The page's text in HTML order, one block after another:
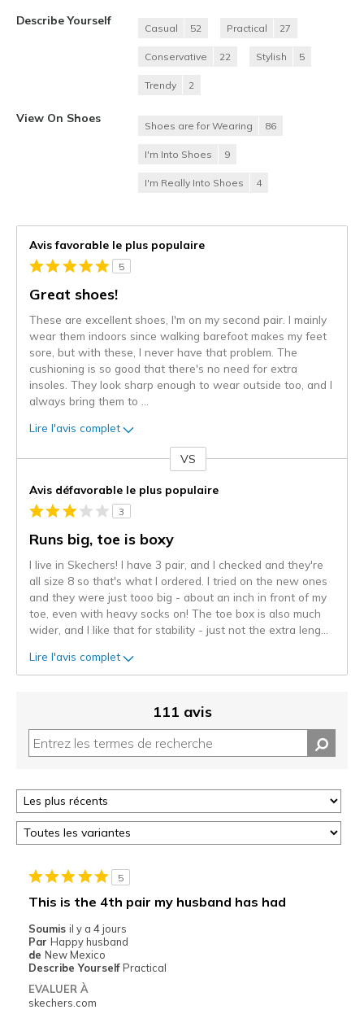
Describe Yourself
Casual 52 Practical 27
Conservative 22 Stylish 5
Trendy 2
View On Shoes
Shoes are for Wearing 86
I'm Into Shoes 9
I'm Really Into Shoes 4
Avis favorable le plus populaire
5
Great shoes!
These are excellent shoes, I'm on my second pair. I mainly
wear them indoors since walking barefoot makes my feet
sore, but with these, I never have that problem. The
cushioning is so good that there's no need for extra
insoles. They look sharp enough to wear outside too, and I
always bring them to
Lire l'avis complet
projecteur
sur
les
VS
Avis défavorable le plus populaire
3
Runs big, toe is boxy
I live in Skechers! I have 3 pair, and I checked and they're
all size 8 so that's what I ordered. I tried on the new ones
and they were just tooo big - about an inch in front of my
toe, even with heavy socks on! The toe box is also much
wider, and I like that for stability - just not the extra leng
Lire l'avis complet
111 avis
5
This is the 4th pair my husband has had
Soumis il y a 4 jours
Par Happy husband
de New Mexico
Describe Yourself Practical
EVALUER À
skechers.com